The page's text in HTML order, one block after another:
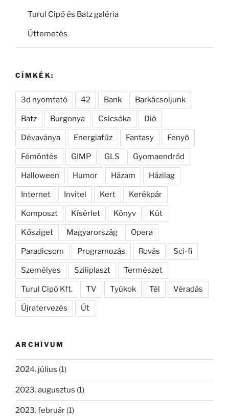
Turul Cipő és Batz galéria
Úttemetés
CÍMKÉK:
3d nyomtató 42 Bank Barkácsoljunk
Batz Burgonya Csicsóka Dió
Dévaványa Energiafűz Fantasy Fenyő
Fémöntés GIMP GLS Gyomaendrőd
Halloween Humor Házam Házilag
Internet Invitel Kert Kerékpár
Komposzt Kísérlet Könyv Kút
Kősziget Magyarország Opera
Paradicsom Programozás Rovás Sci-fi
Személyes Sziliplaszt Természet
Turul Cipő Kft. TV Tyúkok Tél Véradás
Újratervezés Út
ARCHÍVUM
2024. július (1)
2023. augusztus (1)
2023. február (1)